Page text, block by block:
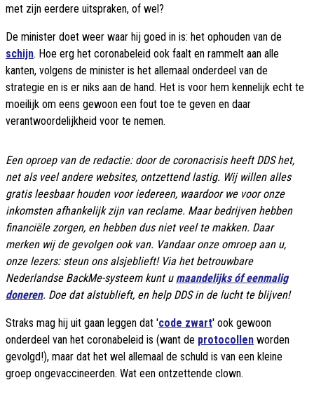
met zijn eerdere uitspraken, of wel?
De minister doet weer waar hij goed in is: het ophouden van de
schijn. Hoe erg het coronabeleid ook faalt en rammelt aan alle
kanten, volgens de minister is het allemaal onderdeel van de
strategie en is er niks aan de hand. Het is voor hem kennelijk echt te
moeilijk om eens gewoon een fout toe te geven en daar
verantwoordelijkheid voor te nemen.
Een oproep van de redactie: door de coronacrisis heeft DDS het,
net als veel andere websites, ontzettend lastig. Wij willen alles
gratis leesbaar houden voor iedereen, waardoor we voor onze
inkomsten afhankelijk zijn van reclame. Maar bedrijven hebben
financiële zorgen, en hebben dus niet veel te makken. Daar
merken wij de gevolgen ook van. Vandaar onze omroep aan u,
onze lezers: steun ons alsjeblieft! Via het betrouwbare
Nederlandse BackMe-systeem kunt u maandelijks óf eenmalig
doneren. Doe dat alstublieft, en help DDS in de lucht te blijven!
Straks mag hij uit gaan leggen dat 'code zwart' ook gewoon
onderdeel van het coronabeleid is (want de protocollen worden
gevolgd!), maar dat het wel allemaal de schuld is van een kleine
groep ongevaccineerden. Wat een ontzettende clown.